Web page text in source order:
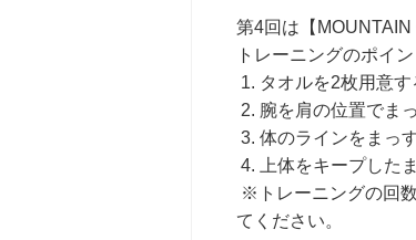
第4回は【
トレーニングのポイン
1. タオルを2枚用意す
2. 腕を肩の位置でま
3. 体のラインをまっ
4. 上体をキープした
※トレーニングの回
てください。